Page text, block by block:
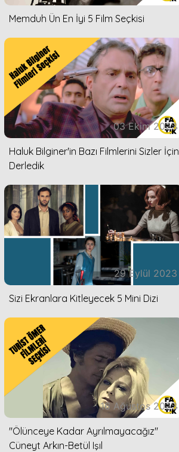
Memduh Ün En İyi 5 Film Seçkisi
03 Ekim 2023
Haluk Bilginer'in Bazı Filmlerini Sizler İçin
Derledik
29 Eylül 2023
Sizi Ekranlara Kitleyecek 5 Mini Dizi
16 Ağustos 2023
''Ölünceye Kadar Ayrılmayacağız''
Cüneyt Arkın-Betül Işıl